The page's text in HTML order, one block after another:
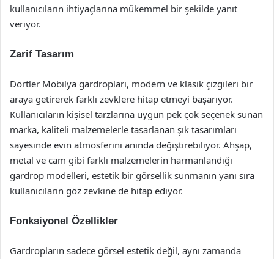
kullanıcıların ihtiyaçlarına mükemmel bir şekilde yanıt
veriyor.
Zarif Tasarım
Dörtler Mobilya gardropları, modern ve klasik çizgileri bir
araya getirerek farklı zevklere hitap etmeyi başarıyor.
Kullanıcıların kişisel tarzlarına uygun pek çok seçenek sunan
marka, kaliteli malzemelerle tasarlanan şık tasarımları
sayesinde evin atmosferini anında değiştirebiliyor. Ahşap,
metal ve cam gibi farklı malzemelerin harmanlandığı
gardrop modelleri, estetik bir görsellik sunmanın yanı sıra
kullanıcıların göz zevkine de hitap ediyor.
Fonksiyonel Özellikler
Gardropların sadece görsel estetik değil, aynı zamanda